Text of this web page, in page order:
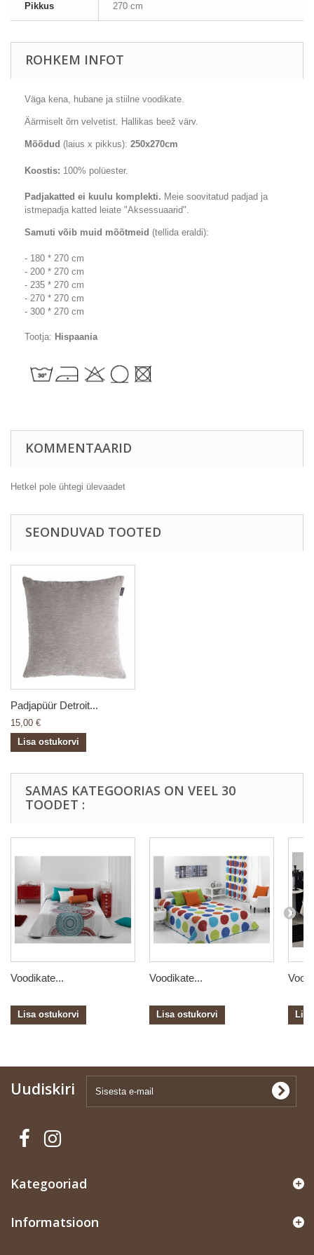
Pikkus 270 cm
ROHKEM INFOT
Väga kena, hubane ja stiilne voodikate.
Äärmiselt õrn velvetist. Hallikas beež värv.
Mõõdud (laius x pikkus): 250x270cm
Koostis: 100% polüester.
Padjakatted ei kuulu komplekti. Meie soovitatud padjad ja
istmepadja katted leiate "Aksessuaarid".
Samuti võib muid mõõtmeid (tellida eraldi):
- 180 * 270 cm
- 200 * 270 cm
- 235 * 270 cm
- 270 * 270 cm
- 300 * 270 cm
Tootja: Hispaania
KOMMENTAARID
Hetkel pole ühtegi ülevaadet
SEONDUVAD TOOTED
Padjapüür Detroit...
15,00 €
Lisa ostukorvi
SAMAS KATEGOORIAS ON VEEL 30
TOODET :
Voodikate...
Lisa ostukorvi
Voodikate...
Lisa ostukorvi
Uudiskiri
Kategooriad
Informatsioon